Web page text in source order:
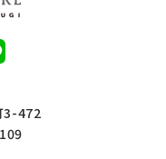
3-472